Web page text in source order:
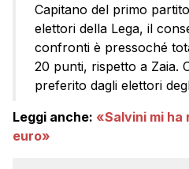
Capitano del primo
elettori della Lega, il
confronti è pressoché
20 punti, rispetto a Zaia.
preferito dagli elettori
Leggi anche: «Salvini mi ha
euro»